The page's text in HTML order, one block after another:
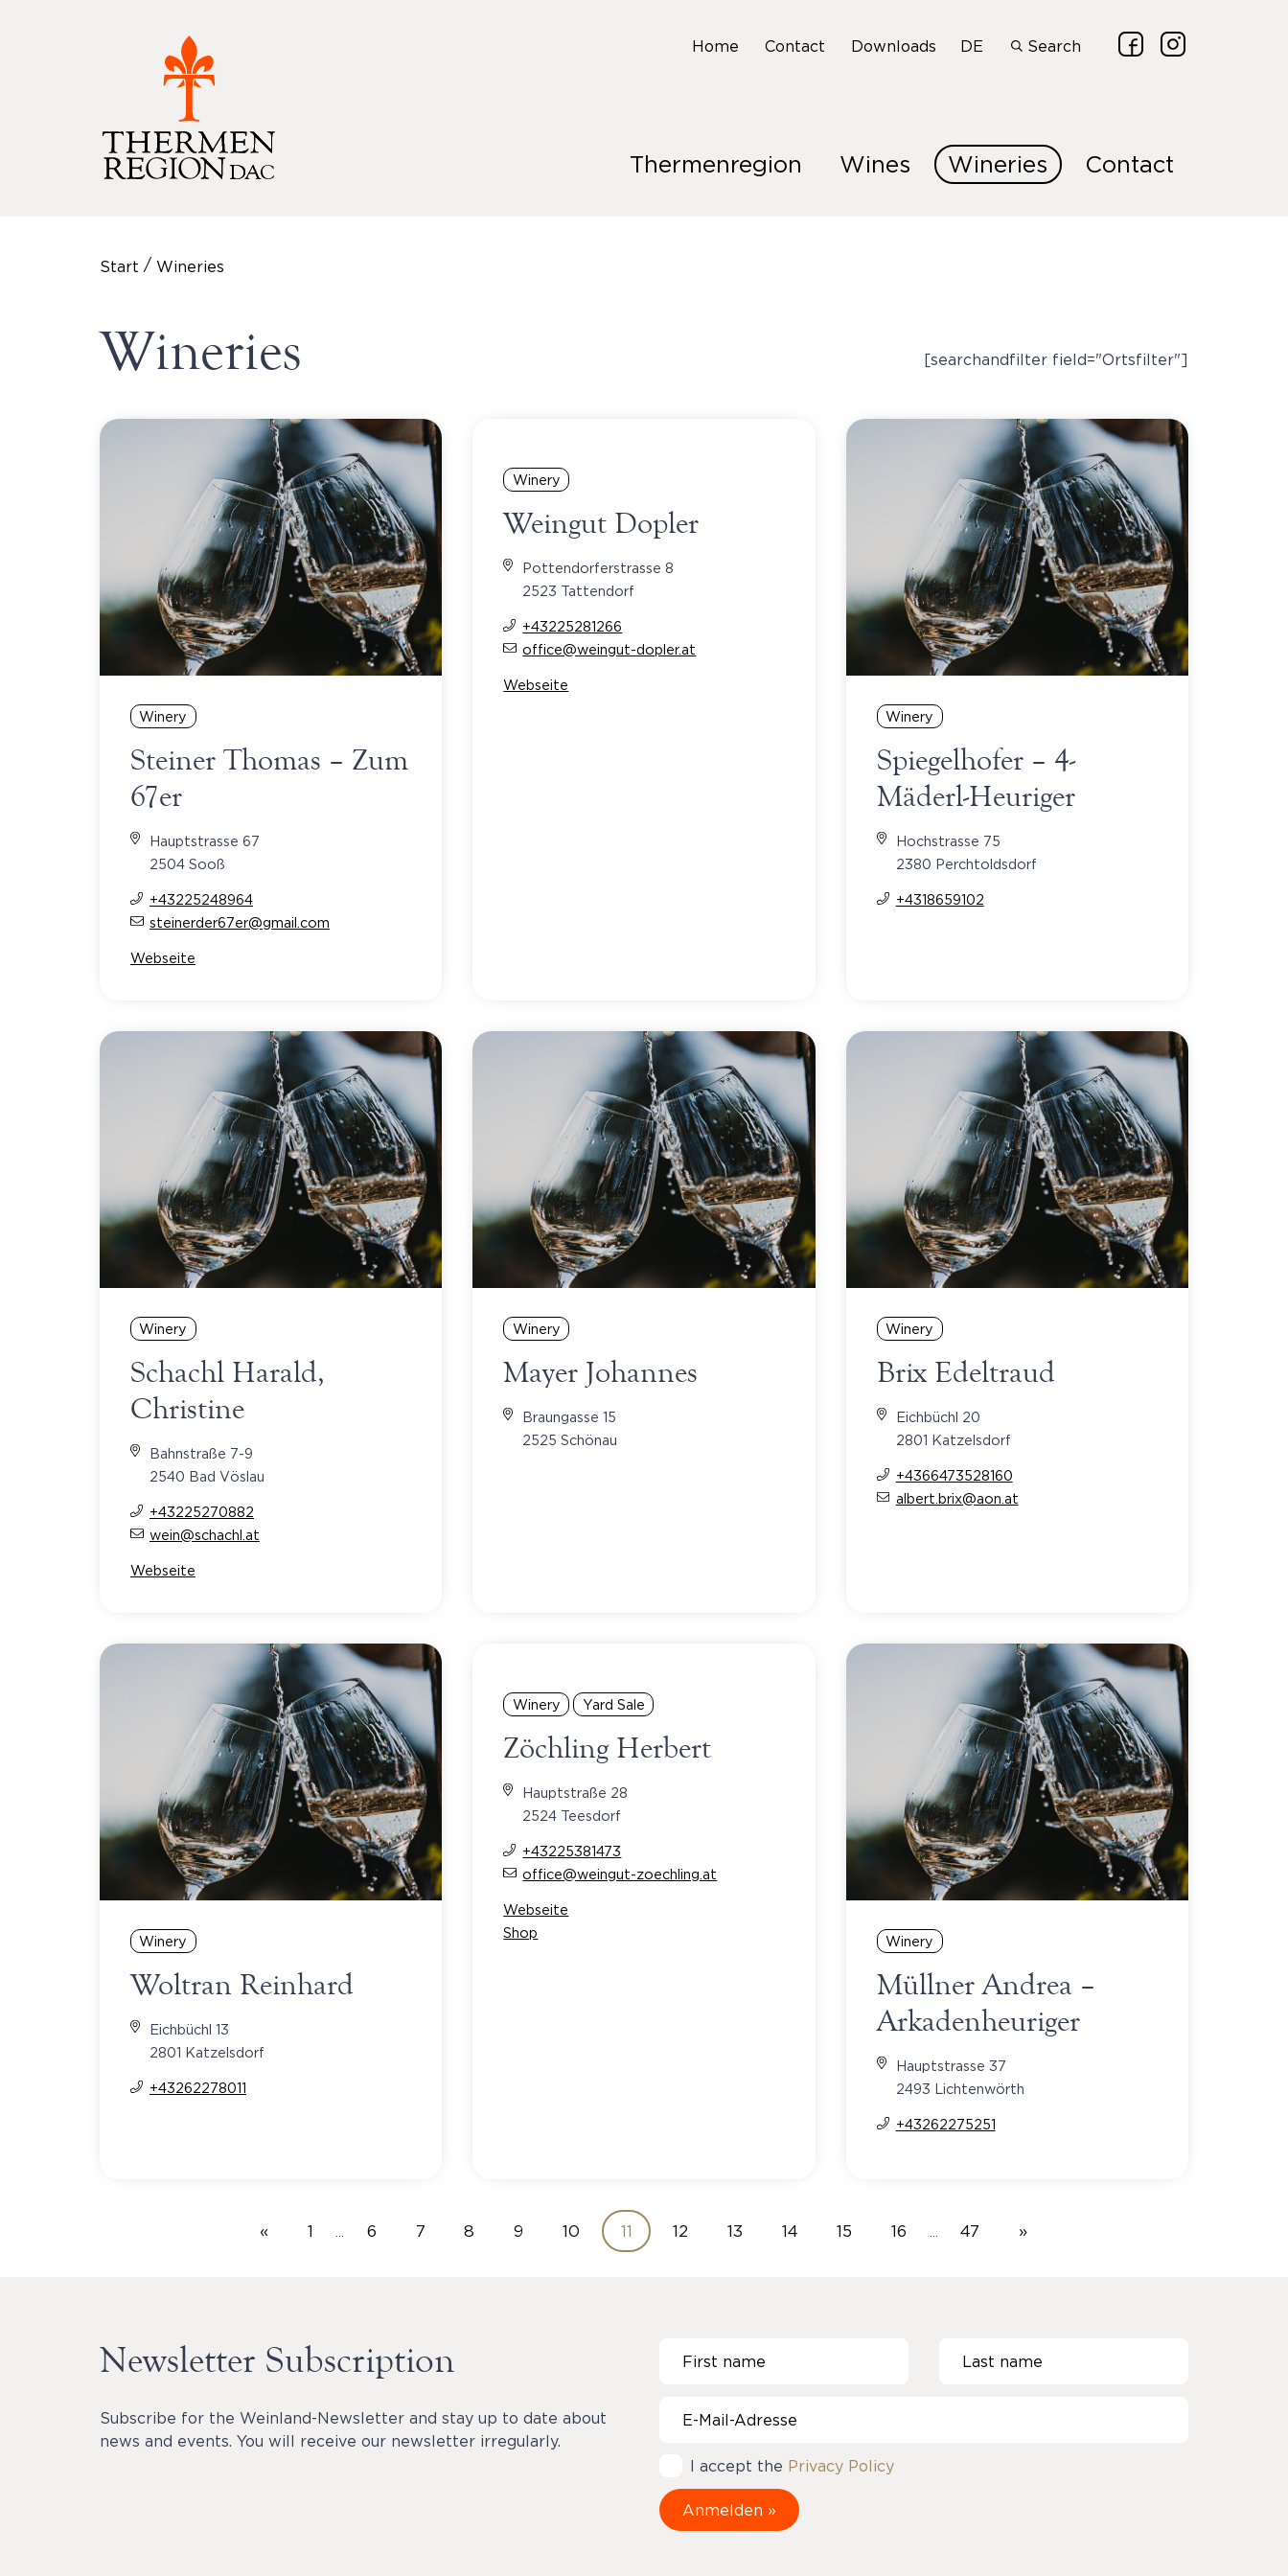
Home Contact Downloads DE Search
Thermenregion Wines Wineries Contact
Start / Wineries
Wineries [searchandfilter field="Ortsfilter"]
Winery
Steiner Thomas – Zum
67er
Hauptstrasse 67
2504 Sooß
+43225248964
steinerder67er@gmail.com
Webseite
Winery
Weingut Dopler
Pottendorferstrasse 8
2523 Tattendorf
+43225281266
office@weingut-dopler.at
Webseite
Winery
Spiegelhofer – 4-
Mäderl-Heuriger
Hochstrasse 75
2380 Perchtoldsdorf
+4318659102
Winery
Schachl Harald,
Christine
Bahnstraße 7-9
2540 Bad Vöslau
+43225270882
wein@schachl.at
Webseite
Winery
Mayer Johannes
Braungasse 15
2525 Schönau
Winery
Brix Edeltraud
Eichbüchl 20
2801 Katzelsdorf
+4366473528160
albert.brix@aon.at
Winery
Woltran Reinhard
Eichbüchl 13
2801 Katzelsdorf
+43262278011
Winery Yard Sale
Zöchling Herbert
Hauptstraße 28
2524 Teesdorf
+43225381473
office@weingut-zoechling.at
Webseite
Shop
Winery
Müllner Andrea –
Arkadenheuriger
Hauptstrasse 37
2493 Lichtenwörth
+43262275251
« 1 6 7 8 9 10 11 12 13 14 15 16 47 »
Newsletter Subscription
Subscribe for the Weinland-Newsletter and stay up to date about
news and events. You will receive our newsletter irregularly.
I accept the Privacy Policy